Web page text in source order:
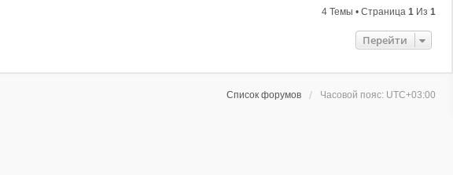
4 Темы • Страница 1 Из 1
Перейти
Список форумов Часовой пояс: UTC+03:00